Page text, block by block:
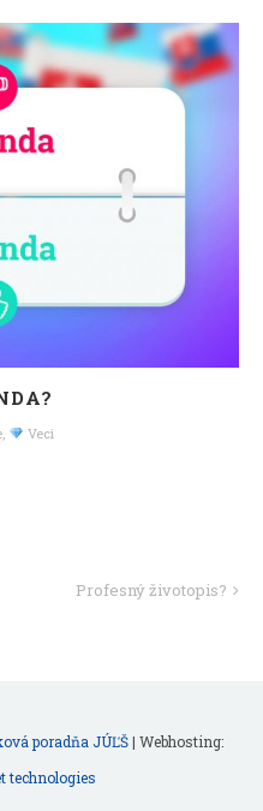
Veci
Profesný životopis?
poradňa JÚĽŠ| Webhosting:
technologies